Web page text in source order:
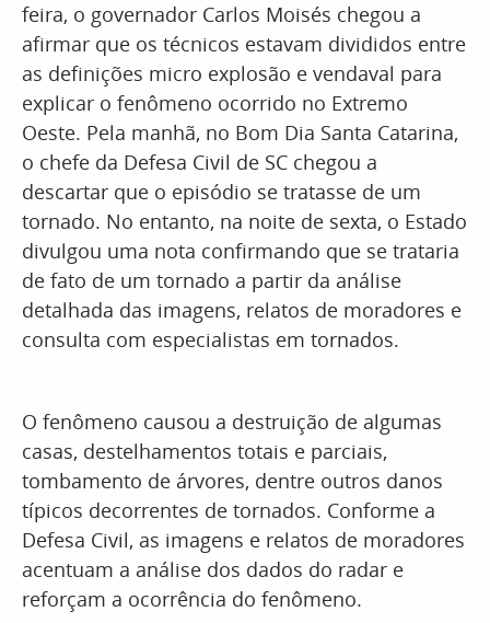
feira, o governador Carlos Moisés chegou a
afirmar que os técnicos estavam divididos entre
as definições micro explosão e vendaval para
explicar o fenômeno ocorrido no Extremo
Oeste. Pela manhã, no Bom Dia Santa Catarina,
o chefe da Defesa Civil de SC chegou a
descartar que o episódio se tratasse de um
tornado. No entanto, na noite de sexta, o Estado
divulgou uma nota confirmando que se trataria
de fato de um tornado a partir da análise
detalhada das imagens, relatos de moradores e
consulta com especialistas em tornados.
O fenômeno causou a destruição de algumas
casas, destelhamentos totais e parciais,
tombamento de árvores, dentre outros danos
típicos decorrentes de tornados. Conforme a
Defesa Civil, as imagens e relatos de moradores
acentuam a análise dos dados do radar e
reforçam a ocorrência do fenômeno.